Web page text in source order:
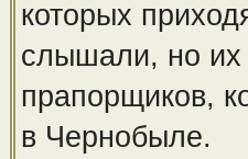
которых
слышали, но их
прапорщиков,
в Чернобыле.